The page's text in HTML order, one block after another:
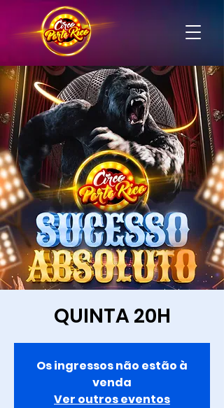
QUINTA 20H
Os ingressos não estão à
venda
Ver outros eventos